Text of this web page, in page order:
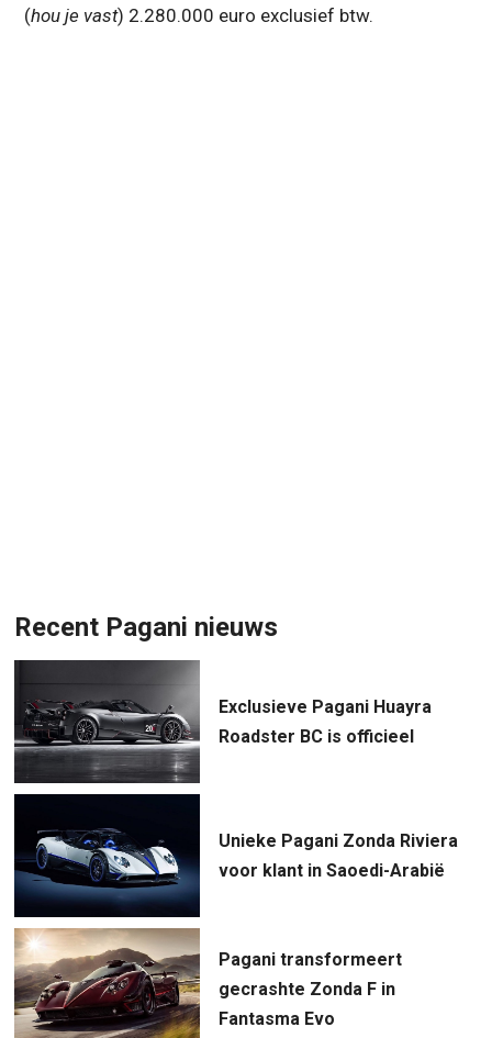
(hou je vast) 2.280.000 euro exclusief btw.
Recent Pagani nieuws
Exclusieve Pagani Huayra
Roadster BC is officieel
Unieke Pagani Zonda Riviera
voor klant in Saoedi-Arabië
Pagani transformeert
gecrashte Zonda F in
Fantasma Evo